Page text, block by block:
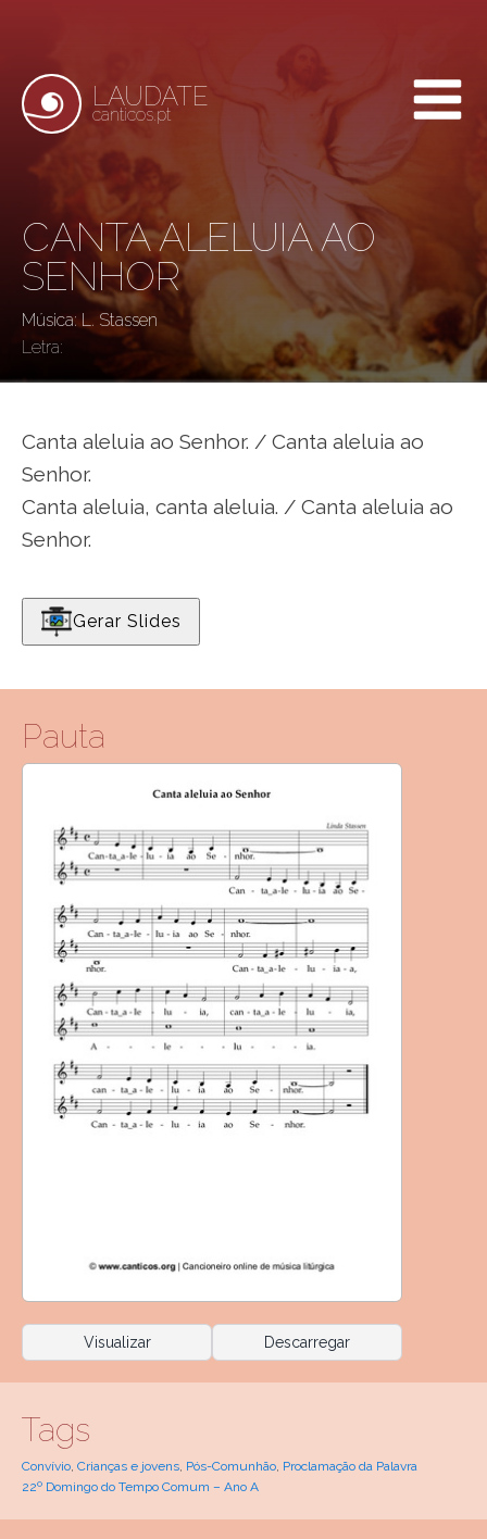
LAUDATE
canticos.pt
CANTA ALELUIA AO
SENHOR
Música: L. Stassen
Letra:
Canta aleluia ao Senhor. / Canta aleluia ao
Senhor.
Canta aleluia, canta aleluia. / Canta aleluia ao
Senhor.
Gerar Slides
Pauta
Visualizar Descarregar
Tags
Convívio, Crianças e jovens, Pós-Comunhão, Proclamação da Palavra
22º Domingo do Tempo Comum – Ano A